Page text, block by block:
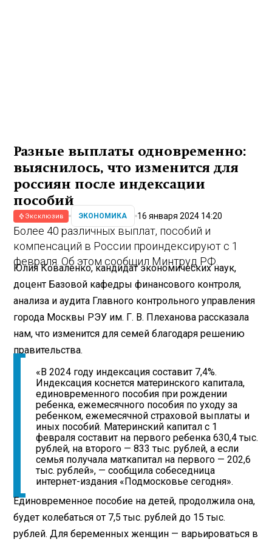
Разные выплаты одновременно:
выяснилось, что изменится для
россиян после индексации
пособий
Эксклюзив ЭКОНОМИКА 16 января 2024 14:20
Более 40 различных выплат, пособий и
компенсаций в России проиндексируют с 1
февраля. Об этом сообщил Минтруд РФ.
Юлия Коваленко, кандидат экономических наук,
доцент Базовой кафедры финансового контроля,
анализа и аудита Главного контрольного управления
города Москвы РЭУ им. Г. В. Плеханова рассказала
нам, что изменится для семей благодаря решению
правительства.
«В 2024 году индексация составит 7,4%.
Индексация коснется материнского капитала,
единовременного пособия при рождении
ребенка, ежемесячного пособия по уходу за
ребенком, ежемесячной страховой выплаты и
иных пособий. Материнский капитал с 1
февраля составит на первого ребенка 630,4 тыс.
рублей, на второго — 833 тыс. рублей, а если
семья получала маткапитал на первого — 202,6
тыс. рублей», — сообщила собеседница
интернет-издания «Подмосковье сегодня».
Единовременное пособие на детей, продолжила она,
будет колебаться от 7,5 тыс. рублей до 15 тыс.
рублей. Для беременных женщин — варьироваться в